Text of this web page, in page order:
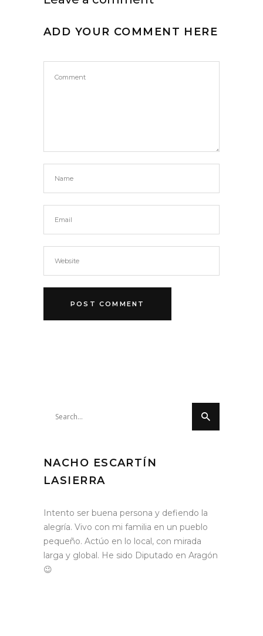
ADD YOUR COMMENT HERE
NACHO ESCARTÍN
LASIERRA
Intento ser buena persona y defiendo la
alegría. Vivo con mi familia en un pueblo
pequeño. Actúo en lo local, con mirada
larga y global. He sido Diputado en Aragón
😉